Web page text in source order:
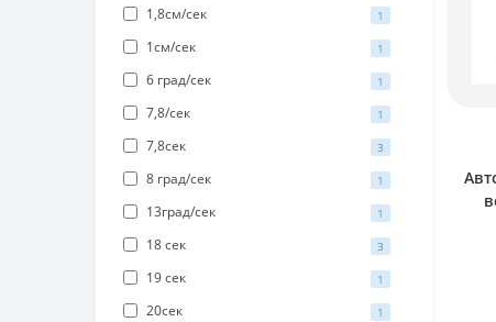
1,8см/сек 1
1см/сек 1
6 град/сек 1
7,8/сек 1
7,8сек 3
8 град/сек 1
13град/сек 1
18 сек 3
19 сек 1
20сек 1